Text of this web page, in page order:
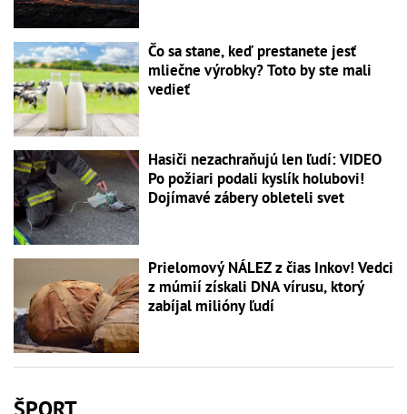
Čo sa stane, keď prestanete jesť
mliečne výrobky? Toto by ste mali
vedieť
Hasiči nezachraňujú len ľudí: VIDEO
Po požiari podali kyslík holubovi!
Dojímavé zábery obleteli svet
Prielomový NÁLEZ z čias Inkov! Vedci
z múmií získali DNA vírusu, ktorý
zabíjal milióny ľudí